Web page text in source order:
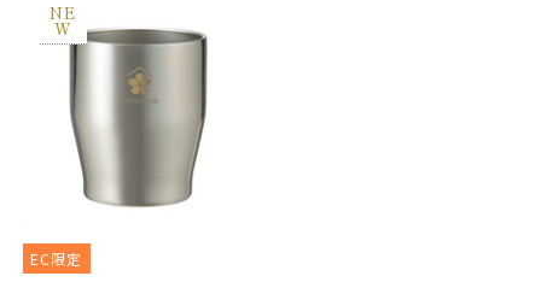
NE
W
EC限定